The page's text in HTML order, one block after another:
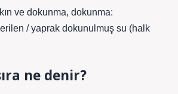
ve dokunma, dokunma:
/ yaprak dokunulmuş su (halk
ne denir?